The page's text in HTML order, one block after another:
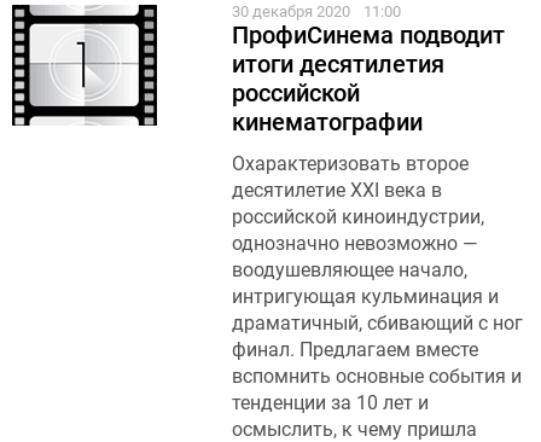
30 декабря 2020 11:00
ПрофиСинема подводит
итоги десятилетия
российской
кинематографии
Охарактеризовать второе
десятилетие XXI века в
российской киноиндустрии,
однозначно невозможно —
воодушевляющее начало,
интригующая кульминация и
драматичный, сбивающий с ног
финал. Предлагаем вместе
вспомнить основные события и
тенденции за 10 лет и
осмыслить, к чему пришла